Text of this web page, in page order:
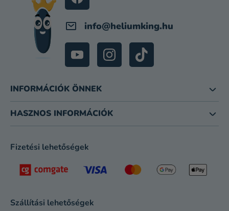
info@heliumking.hu
INFORMÁCIÓK ÖNNEK
HASZNOS INFORMÁCIÓK
Fizetési lehetőségek
Szállítási lehetőségek